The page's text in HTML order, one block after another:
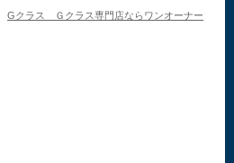
Gクラス Ｇクラス専門店ならワンオーナー